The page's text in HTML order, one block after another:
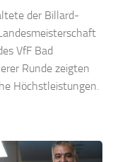
der Billard-
VfF Bad
Runde zeigten
Höchstleistungen.